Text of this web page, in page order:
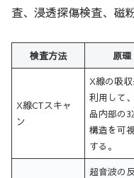
査、浸透探傷検査、磁
検査方法 原理
X線CTスキャ
ン
X線の吸収
利用して
品内部の3
構造を可
する。
超音波の